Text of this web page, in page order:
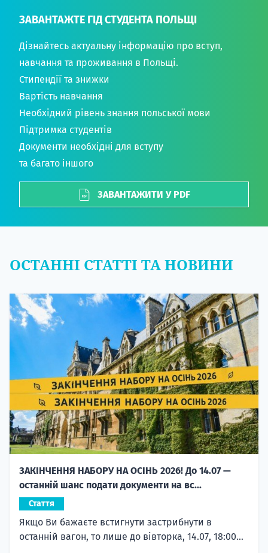
ЗАВАНТАЖТЕ ГІД СТУДЕНТА ПОЛЬЩІ
Дізнайтесь актуальну інформацію про вступ,
навчання та проживання в Польщі.
Стипендії та знижки
Вартість навчання
Необхідний рівень знання польської мови
Підтримка студентів
Документи необхідні для вступу
та багато іншого
ЗАВАНТАЖИТИ У PDF
ОСТАННІ СТАТТІ ТА НОВИНИ
ЗАКІНЧЕННЯ НАБОРУ НА ОСІНЬ 2026! До 14.07 —
останній шанс подати документи на вс...
Стаття
Якщо Ви бажаєте встигнути застрибнути в
останній вагон, то лише до вівторка, 14.07, 18:00...